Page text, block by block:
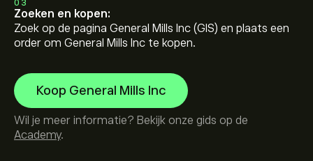
03
Zoeken en kopen:
Zoek op de pagina General Mills Inc (GIS) en plaats een
order om General Mills Inc te kopen.
Koop General Mills Inc
Wil je meer informatie? Bekijk onze gids op de
Academy.